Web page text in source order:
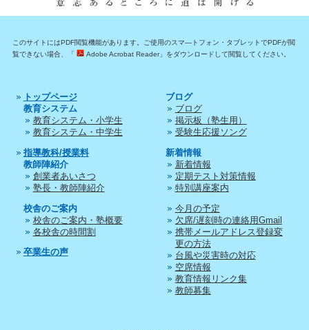
このサイトにはPDF閲覧機能があります。ご使用のスマ―トフォン・タブレットでPDFが閲
覧できない場合、「
Adobe Acrobat Reader」をダウンロードして閲覧してください。
トップページ
教育システム
教育システム・小学生
教育システム・中学生
指導教科/授業料
教師陣紹介
創業者あいさつ
塾長・教師陣紹介
校舎のご案内
校舎のご案内・塾概要
各校舎の時間割
卒業生の声
ブログ
ブログ
掲示板（塾生用）
受験生応援ソング
新着情報
新着情報
定期テスト対策情報
特別講座案内
今月の予定
欠席/遅刻時の連絡用Gmail
携帯メールアドレス登録変
更の方法
台風や災害時の対応
空席情報
教育情報リンク集
教師募集